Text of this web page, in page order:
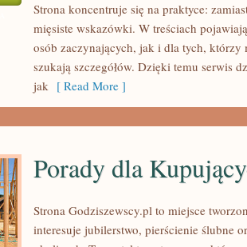
BALKONY
Strona koncentruje się na praktyce:
mięsiste wskazówki. W treściach
osób zaczynających, jak i dla tych, którzy
szukają szczegółów. Dzięki temu serwis
jak [ Read More ]
Porady dla
Strona Godziszewscy.pl to miejsce
interesuje jubilerstwo, pierścienie ślubne